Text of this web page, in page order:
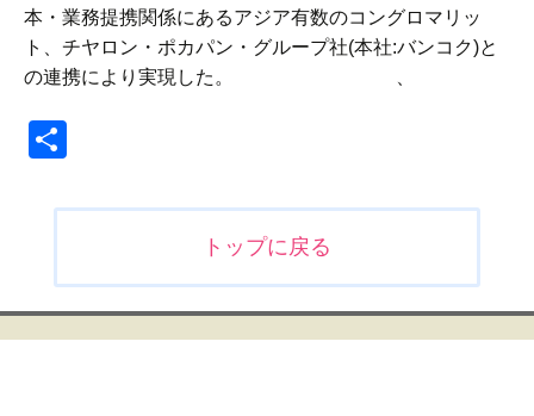
本・業務提携関係にあるアジア有数のコングロマリッ
ト、チヤロン・ポカパン・グループ社(本社:バンコク)と
の連携により実現した。 、
ビ
ゲ
トップに戻る